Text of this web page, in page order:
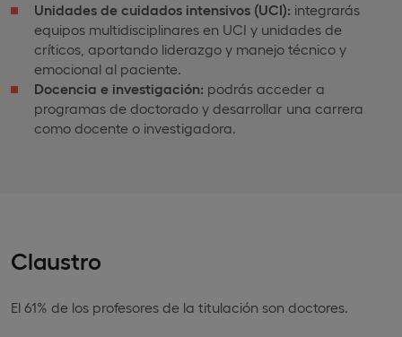
Unidades de cuidados intensivos (UCI): integrarás
equipos multidisciplinares en UCI y unidades de
críticos, aportando liderazgo y manejo técnico y
emocional al paciente.
Docencia e investigación: podrás acceder a
programas de doctorado y desarrollar una carrera
como docente o investigadora.
Claustro
El 61% de los profesores de la titulación son doctores.